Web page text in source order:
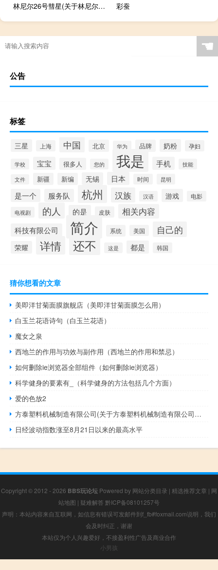
林尼尔26号彗星(关于林尼尔26号彗星的简介)
彩蚕
☚
公告
标签
三星 上海 中国 北京 华为 品牌 奶粉 孕妇
学校 宝宝 很多人 您的 我是 手机 技能
文件 新疆 新编 无锡 日本 时间 昆明
是一个 服务队 杭州 汉族 汉语 游戏 电影
电视剧 的人 的是 皮肤 相关内容
科技有限公司 简介 系统 美国 自己的
荣耀 详情 还不 这是 都是 韩国
猜你想看的文章
美即洋甘菊面膜旗舰店（美即洋甘菊面膜怎么用）
白玉兰花语诗句（白玉兰花语）
魔女之泉
西地兰的作用与功效与副作用（西地兰的作用和禁忌）
如何删除ie浏览器全部组件（如何删除ie浏览器）
科学健身的要素有_（科学健身的方法包括几个方面）
爱的色放2
方泰塑料机械制造有限公司(关于方泰塑料机械制造有限公司的简介)
日经波动指数涨至8月21日以来的最高水平
Copyright © 2012 - 2026 BBS玩论坛 Powered by 网站分类目录 | 精选推荐文章 | 网
站地图 | 疑难解答 黔ICP备08101257号
声明：本站内容来自互联网，如信息有错误可发邮件到f_fb#foxmail.com说明，我们
会及时纠正，谢谢
本站仅为个人兴趣爱好，不接盈利性广告及商业合作
小男孩